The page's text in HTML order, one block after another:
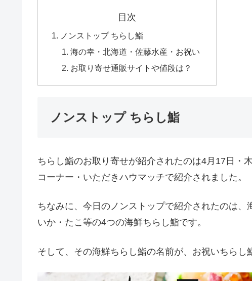
目次
ノンストップ ちらし鮨
海の幸・北海道・佐藤水産・お祝い
お取り寄せ通販サイトや値段は？
ノンストップ ちらし鮨
ちらし鮨のお取り寄せが紹介されたのは4月17日・
コーナー・いただきハウマッチで紹介されました。
ちなみに、今日のノンストップで紹介されたのは、
いか・たこ等の4つの海鮮ちらし鮨です。
そして、その海鮮ちらし鮨の名前が、お祝いちらし